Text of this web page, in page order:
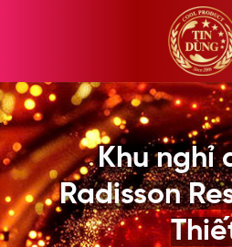
Khu nghỉ
Radisson